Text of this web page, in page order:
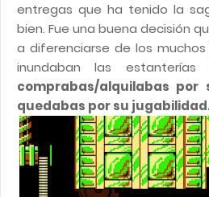
entregas que ha tenido la
bien. Fue una buena decisión
a diferenciarse de los
inundaban las
comprabas/alquilabas por
quedabas por su